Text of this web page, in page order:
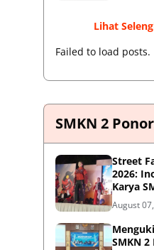
Lihat
Failed to load posts.
SMKN 2
Street
2026:
Karya
August
SMKN